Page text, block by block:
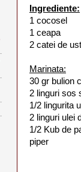
Ingrediente:
1 cocosel
1 ceapa
2 catei de
Marinata:
30 gr bulion
2 linguri sos
1/2 lingurita
2 linguri ulei
1/2 Kub de
piper